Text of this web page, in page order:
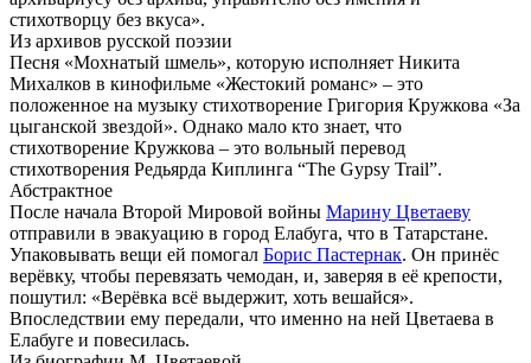
стихотворцу без вкуса».
Из архивов русской поэзии
Песня «Мохнатый шмель», которую исполняет Никита
Михалков в кинофильме «Жестокий романс» – это
положенное на музыку стихотворение Григория Кружкова «За
цыганской звездой». Однако мало кто знает, что
стихотворение Кружкова – это вольный перевод
стихотворения Редьярда Киплинга “The Gypsy Trail”.
Абстрактное
После начала Второй Мировой войны Марину Цветаеву
отправили в эвакуацию в город Елабуга, что в Татарстане.
Упаковывать вещи ей помогал Борис Пастернак. Он принёс
верёвку, чтобы перевязать чемодан, и, заверяя в её крепости,
пошутил: «Верёвка всё выдержит, хоть вешайся».
Впоследствии ему передали, что именно на ней Цветаева в
Елабуге и повесилась.